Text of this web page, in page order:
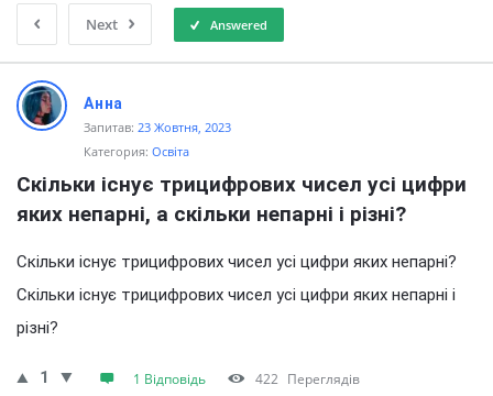
Next Answered
Пізнай.com
Latest
Questions
Анна
Запитав: 23 Жовтня, 2023
Категория: Освіта
Скільки існує трицифрових чисел усі цифри
яких непарні, а скільки непарні і різні?
Скільки існує трицифрових чисел усі цифри яких непарні?
Скільки існує трицифрових чисел усі цифри яких непарні і
різні?
1 1 Відповідь 422 Переглядів